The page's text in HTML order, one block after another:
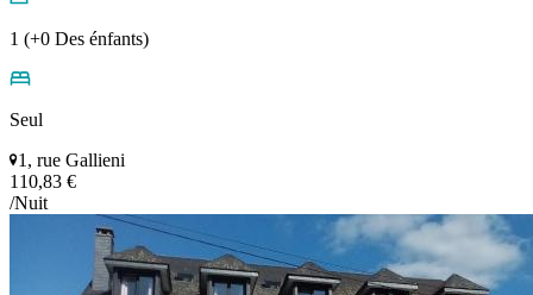
1 (+0 Des énfants)
Seul
1, rue Gallieni
110,83 €
/Nuit